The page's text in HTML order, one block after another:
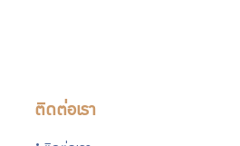
ติดต่อเรา